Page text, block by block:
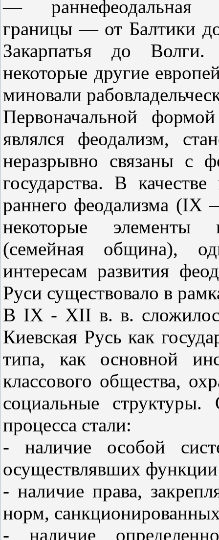
— раннефеодальная
границы — от Балтики
Закарпатья до
некоторые другие
миновали
Первоначальной
являлся феодализм,
неразрывно связаны с
государства. В
раннего феодализма (IX
некоторые элементы
(семейная община),
интересам развития
Руси существовало в
В IХ - ХII в. в. сложилось
Киевская Русь как
типа, как основной
классового общества,
социальные
процесса стали:
- наличие особой
осуществлявших
- наличие права,
норм,
- наличие